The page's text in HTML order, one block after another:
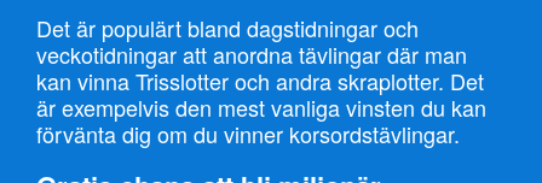
Det är populärt bland dagstidningar och
veckotidningar att anordna tävlingar där man
kan vinna Trisslotter och andra skraplotter. Det
är exempelvis den mest vanliga vinsten du kan
förvänta dig om du vinner korsordstävlingar.